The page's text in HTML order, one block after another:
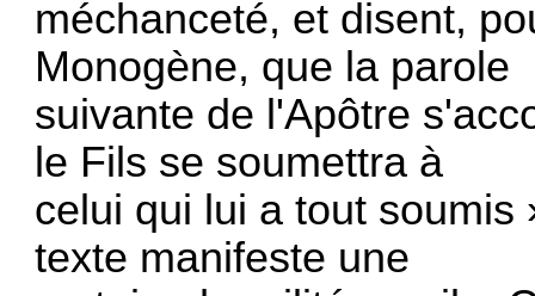
méchanceté, et disent,
Monogène, que la parole
suivante de l'Apôtre
le Fils se soumettra à
celui qui lui a tout
texte manifeste une